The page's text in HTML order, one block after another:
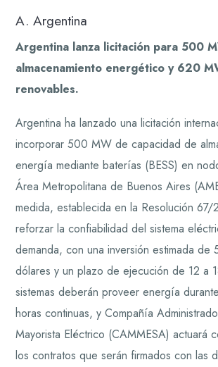
A. Argentina
Argentina lanza licitación para 500
almacenamiento energético y 620
renovables.
Argentina ha lanzado una licitación
incorporar 500 MW de capacidad de
energía mediante baterías (BESS) en
Área Metropolitana de Buenos Aires
medida, establecida en la Resolución
reforzar la confiabilidad del sistema
demanda, con una inversión estimada de
dólares y un plazo de ejecución de 12 a
sistemas deberán proveer energía
horas continuas, y Compañía
Mayorista Eléctrico (CAMMESA) actuará
los contratos que serán firmados con las